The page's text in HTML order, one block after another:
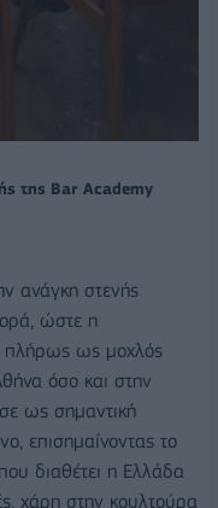
της Bar Academy
ανάγκη στενής
ώστε η
πλήρως ως μοχλός
όσο και στην
ως σημαντική
επισημαίνοντας το
διαθέτει η Ελλάδα
χάρη στην κουλτούρα